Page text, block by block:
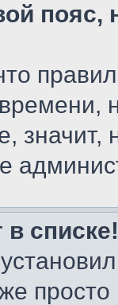
пояс,
значит,
в списке!